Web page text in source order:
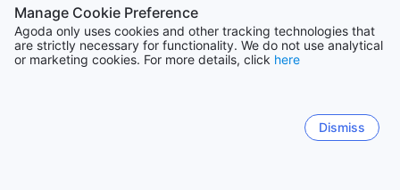
Покажи повече
Виж всички
Manage Cookie Preference
Agoda only uses cookies and other tracking technologies that
are strictly necessary for functionality. We do not use analytical
or marketing cookies. For more details, click here
Dismiss